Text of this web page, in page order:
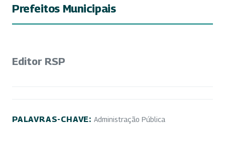
Prefeitos Municipais
Editor RSP
PALAVRAS-CHAVE: Administração Pública